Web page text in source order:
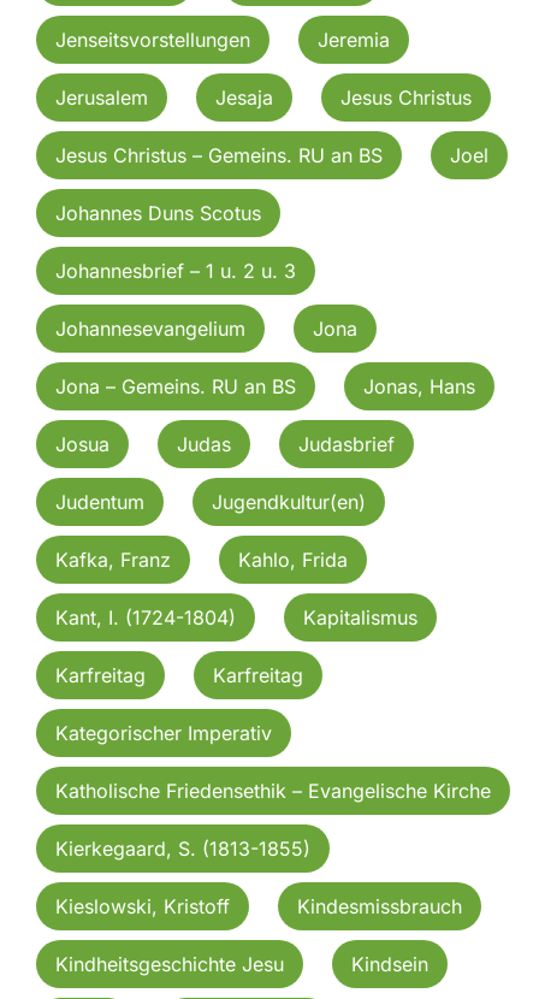
Jenseitsvorstellungen Jeremia
Jerusalem Jesaja Jesus Christus
Jesus Christus – Gemeins. RU an BS Joel
Johannes Duns Scotus
Johannesbrief – 1 u. 2 u. 3
Johannesevangelium Jona
Jona – Gemeins. RU an BS Jonas, Hans
Josua Judas Judasbrief
Judentum Jugendkultur(en)
Kafka, Franz Kahlo, Frida
Kant, I. (1724-1804) Kapitalismus
Karfreitag Karfreitag
Kategorischer Imperativ
Katholische Friedensethik – Evangelische Kirche
Kierkegaard, S. (1813-1855)
Kieslowski, Kristoff Kindesmissbrauch
Kindheitsgeschichte Jesu Kindsein